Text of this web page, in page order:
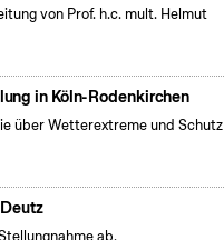
von Prof. h.c. mult. Helmut
in Köln-Rodenkirchen
über Wetterextreme und Schutz